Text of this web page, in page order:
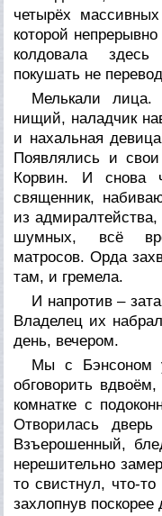
четырёх
которой
колдовала
покушать не
Мелькали лица.
нищий, наладчик
и нахальная
Появлялись и
Корвин. И снова
священник,
из
шумных, всё
матросов. Орда
там, и гремела.
И напротив –
Владелец их
день, вечером.
Мы с Бэнсоном
обговорить
комнатке с
Отворилась
Взъерошенный,
нерешительно
то свистнул, что-
захлопнув поскорее